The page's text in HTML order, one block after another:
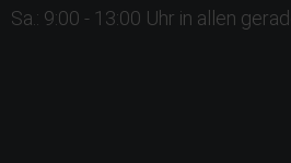
Sa.: 9:00 - 13:00 Uhr in allen